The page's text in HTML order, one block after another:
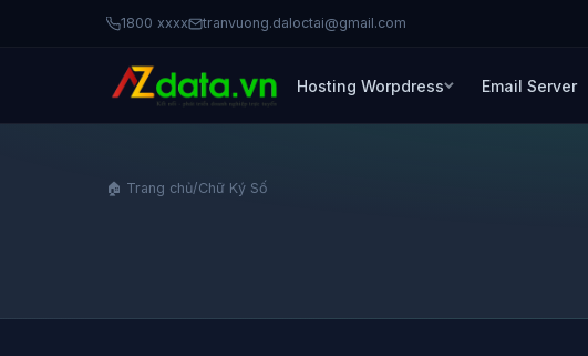
1800 xxxx tranvuong.daloctai@gmail.com
Hosting Worpdress Email Server
🏠 Trang chủ/Chữ Ký Số